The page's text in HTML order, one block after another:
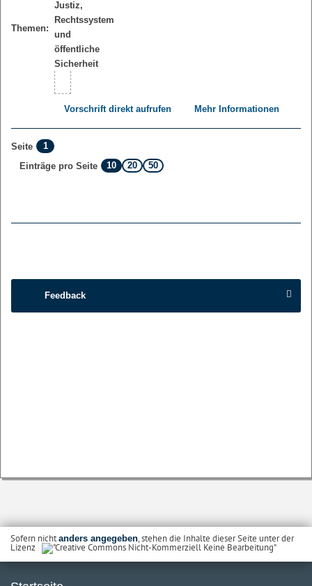
Themen:
Vorschrift direkt aufrufen Mehr Informationen
Seite
1
Einträge pro Seite
10 20 50
Feedback
Sofern nichtanders angegeben, stehen die Inhalte dieser Seite unter der
Lizenz